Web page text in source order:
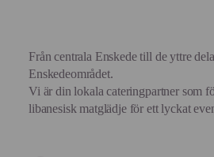
Från centrala Enskede till de yttre
Enskedeområdet.
Vi är din lokala cateringpartner som
libanesisk matglädje för ett lyckat